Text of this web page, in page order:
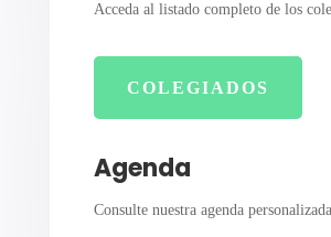
Acceda al listado completo de los
COLEGIADOS
Agenda
Consulte nuestra agenda personalizada